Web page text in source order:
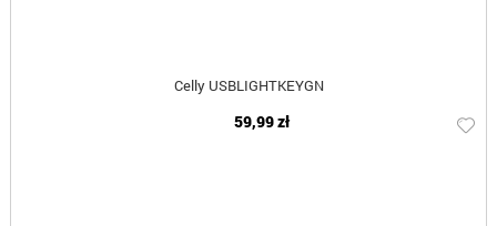
Celly USBLIGHTKEYGN
59,99 zł